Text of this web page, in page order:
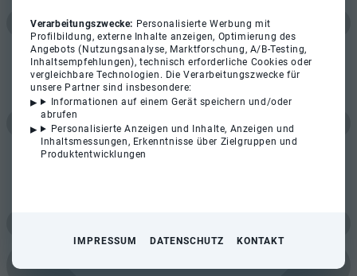
Verarbeitungszwecke: Personalisierte Werbung mit
Profilbildung, externe Inhalte anzeigen, Optimierung des
Angebots (Nutzungsanalyse, Marktforschung, A/B-Testing,
Inhaltsempfehlungen), technisch erforderliche Cookies oder
vergleichbare Technologien. Die Verarbeitungszwecke für
unsere Partner sind insbesondere:
Informationen auf einem Gerät speichern und/oder
abrufen
Personalisierte Anzeigen und Inhalte, Anzeigen und
Inhaltsmessungen, Erkenntnisse über Zielgruppen und
Produktentwicklungen
IMPRESSUM DATENSCHUTZ KONTAKT